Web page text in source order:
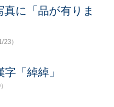
に「品が有りま
23）
「綽綽」